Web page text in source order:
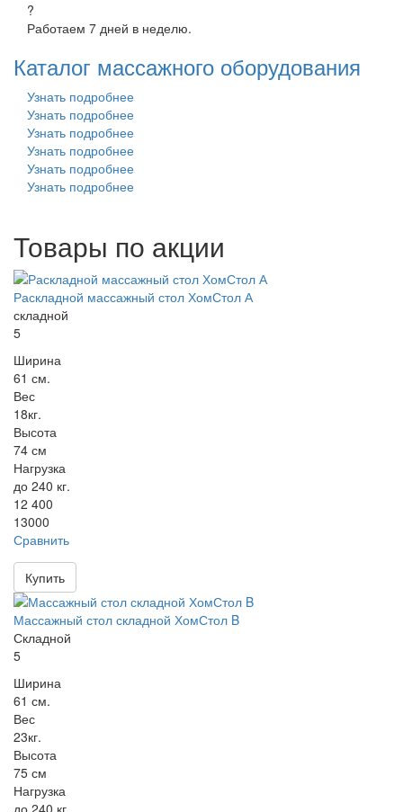
?
Работаем 7 дней в неделю.
Каталог массажного оборудования
Узнать подробнее
Узнать подробнее
Узнать подробнее
Узнать подробнее
Узнать подробнее
Узнать подробнее
Товары по акции
Раскладной массажный стол ХомСтол А
складной
5
Ширина
61 см.
Вес
18кг.
Высота
74 см
Нагрузка
до 240 кг.
12 400
13000
Сравнить
Купить
Массажный стол складной ХомСтол B
Складной
5
Ширина
61 см.
Вес
23кг.
Высота
75 см
Нагрузка
до 240 кг.